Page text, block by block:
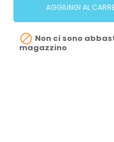
AGGIUNGI AL
 Non ci sono
magazzino